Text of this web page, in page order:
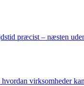
præcist – næsten
virksomheder